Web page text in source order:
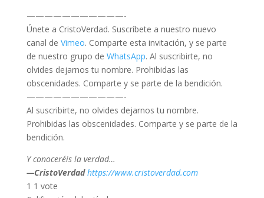
———————————-
Únete a CristoVerdad. Suscríbete a nuestro nuevo
canal de Vimeo. Comparte esta invitación, y se parte
de nuestro grupo de WhatsApp. Al suscribirte, no
olvides dejarnos tu nombre. Prohibidas las
obscenidades. Comparte y se parte de la bendición.
———————————-
Al suscribirte, no olvides dejarnos tu nombre.
Prohibidas las obscenidades. Comparte y se parte de la
bendición.
Y conoceréis la verdad…
—CristoVerdad https://www.cristoverdad.com
1 1 vote